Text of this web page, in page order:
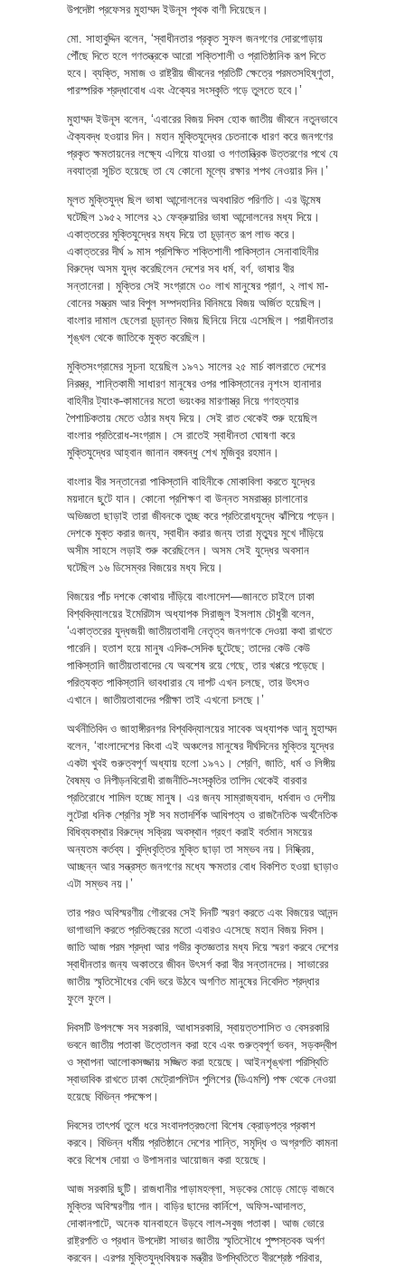
উপদেষ্টা প্রফেসর মুহাম্মদ ইউনূস পৃথক বাণী দিয়েছেন।
মো. সাহাবুদ্দিন বলেন, ‘স্বাধীনতার প্রকৃত সুফল জনগণের দোরগোড়ায়
পৌঁছে দিতে হলে গণতন্ত্রকে আরো শক্তিশালী ও প্রাতিষ্ঠানিক রূপ দিতে
হবে। ব্যক্তি, সমাজ ও রাষ্ট্রীয় জীবনের প্রতিটি ক্ষেত্রে পরমতসহিষ্ণুতা,
পারস্পরিক শ্রদ্ধাবোধ এবং ঐক্যের সংস্কৃতি গড়ে তুলতে হবে।’
মুহাম্মদ ইউনূস বলেন, ‘এবারের বিজয় দিবস হোক জাতীয় জীবনে নতুনভাবে
ঐক্যবদ্ধ হওয়ার দিন। মহান মুক্তিযুদ্ধের চেতনাকে ধারণ করে জনগণের
প্রকৃত ক্ষমতায়নের লক্ষ্যে এগিয়ে যাওয়া ও গণতান্ত্রিক উত্তরণের পথে যে
নবযাত্রা সূচিত হয়েছে তা যে কোনো মূল্যে রক্ষার শপথ নেওয়ার দিন।’
মূলত মুক্তিযুদ্ধ ছিল ভাষা আন্দোলনের অবধারিত পরিণতি। এর উন্মেষ
ঘটেছিল ১৯৫২ সালের ২১ ফেব্রুয়ারির ভাষা আন্দোলনের মধ্য দিয়ে।
একাত্তরের মুক্তিযুদ্ধের মধ্য দিয়ে তা চূড়ান্ত রূপ লাভ করে।
একাত্তরের দীর্ঘ ৯ মাস প্রশিক্ষিত শক্তিশালী পাকিস্তান সেনাবাহিনীর
বিরুদ্ধে অসম যুদ্ধ করেছিলেন দেশের সব ধর্ম, বর্ণ, ভাষার বীর
সন্তানেরা। মুক্তির সেই সংগ্রামে ৩০ লাখ মানুষের প্রাণ, ২ লাখ মা-
বোনের সম্ভ্রম আর বিপুল সম্পদহানির বিনিময়ে বিজয় অর্জিত হয়েছিল।
বাংলার দামাল ছেলেরা চূড়ান্ত বিজয় ছিনিয়ে নিয়ে এসেছিল। পরাধীনতার
শৃঙ্খল থেকে জাতিকে মুক্ত করেছিল।
মুক্তিসংগ্রামের সূচনা হয়েছিল ১৯৭১ সালের ২৫ মার্চ কালরাতে দেশের
নিরস্ত্র, শান্তিকামী সাধারণ মানুষের ওপর পাকিস্তানের নৃশংস হানাদার
বাহিনীর ট্যাংক-কামানের মতো ভয়ংকর মারণাস্ত্র নিয়ে গণহত্যার
পৈশাচিকতায় মেতে ওঠার মধ্য দিয়ে। সেই রাত থেকেই শুরু হয়েছিল
বাংলার প্রতিরোধ-সংগ্রাম। সে রাতেই স্বাধীনতা ঘোষণা করে
মুক্তিযুদ্ধের আহ্বান জানান বঙ্গবন্ধু শেখ মুজিবুর রহমান।
বাংলার বীর সন্তানেরা পাকিস্তানি বাহিনীকে মোকাবিলা করতে যুদ্ধের
ময়দানে ছুটে যান। কোনো প্রশিক্ষণ বা উন্নত সমরাস্ত্র চালানোর
অভিজ্ঞতা ছাড়াই তারা জীবনকে তুচ্ছ করে প্রতিরোধযুদ্ধে ঝাঁপিয়ে পড়েন।
দেশকে মুক্ত করার জন্য, স্বাধীন করার জন্য তারা মৃত্যুর মুখে দাঁড়িয়ে
অসীম সাহসে লড়াই শুরু করেছিলেন। অসম সেই যুদ্ধের অবসান
ঘটেছিল ১৬ ডিসেম্বর বিজয়ের মধ্য দিয়ে।
বিজয়ের পাঁচ দশকে কোথায় দাঁড়িয়ে বাংলাদেশ—জানতে চাইলে ঢাকা
বিশ্ববিদ্যালয়ের ইমেরিটাস অধ্যাপক সিরাজুল ইসলাম চৌধুরী বলেন,
‘একাত্তরের যুদ্ধজয়ী জাতীয়তাবাদী নেতৃত্ব জনগণকে দেওয়া কথা রাখতে
পারেনি। হতাশ হয়ে মানুষ এদিক-সেদিক ছুটেছে; তাদের কেউ কেউ
পাকিস্তানি জাতীয়তাবাদের যে অবশেষ রয়ে গেছে, তার খপ্পরে পড়েছে।
পরিত্যক্ত পাকিস্তানি ভাবধারার যে দাপট এখন চলছে, তার উৎসও
এখানে। জাতীয়তাবাদের পরীক্ষা তাই এখনো চলছে।’
অর্থনীতিবিদ ও জাহাঙ্গীরনগর বিশ্ববিদ্যালয়ের সাবেক অধ্যাপক আনু মুহাম্মদ
বলেন, ‘বাংলাদেশের কিংবা এই অঞ্চলের মানুষের দীর্ঘদিনের মুক্তির যুদ্ধের
একটা খুবই গুরুত্বপূর্ণ অধ্যায় হলো ১৯৭১। শ্রেণি, জাতি, ধর্ম ও লিঙ্গীয়
বৈষম্য ও নিপীড়নবিরোধী রাজনীতি-সংস্কৃতির তাগিদ থেকেই বারবার
প্রতিরোধে শামিল হচ্ছে মানুষ। এর জন্য সাম্রাজ্যবাদ, ধর্মবাদ ও দেশীয়
লুটেরা ধনিক শ্রেণির সৃষ্ট সব মতাদর্শিক আধিপত্য ও রাজনৈতিক অর্থনৈতিক
বিধিব্যবস্থার বিরুদ্ধে সক্রিয় অবস্থান গ্রহণ করাই বর্তমান সময়ের
অন্যতম কর্তব্য। বুদ্ধিবৃত্তির মুক্তি ছাড়া তা সম্ভব নয়। নিষ্ক্রিয়,
আচ্ছন্ন আর সন্ত্রস্ত জনগণের মধ্যে ক্ষমতার বোধ বিকশিত হওয়া ছাড়াও
এটা সম্ভব নয়।’
তার পরও অবিস্মরণীয় গৌরবের সেই দিনটি স্মরণ করতে এবং বিজয়ের আনন্দ
ভাগাভাগি করতে প্রতিবছরের মতো এবারও এসেছে মহান বিজয় দিবস।
জাতি আজ পরম শ্রদ্ধা আর গভীর কৃতজ্ঞতার মধ্য দিয়ে স্মরণ করবে দেশের
স্বাধীনতার জন্য অকাতরে জীবন উৎসর্গ করা বীর সন্তানদের। সাভারের
জাতীয় স্মৃতিসৌধের বেদি ভরে উঠবে অগণিত মানুষের নিবেদিত শ্রদ্ধার
ফুলে ফুলে।
দিবসটি উপলক্ষে সব সরকারি, আধাসরকারি, স্বায়ত্তশাসিত ও বেসরকারি
ভবনে জাতীয় পতাকা উত্তোলন করা হবে এবং গুরুত্বপূর্ণ ভবন, সড়কদ্বীপ
ও স্থাপনা আলোকসজ্জায় সজ্জিত করা হয়েছে। আইনশৃঙ্খলা পরিস্থিতি
স্বাভাবিক রাখতে ঢাকা মেট্রোপলিটন পুলিশের (ডিএমপি) পক্ষ থেকে নেওয়া
হয়েছে বিভিন্ন পদক্ষেপ।
দিবসের তাৎপর্য তুলে ধরে সংবাদপত্রগুলো বিশেষ ক্রোড়পত্র প্রকাশ
করবে। বিভিন্ন ধর্মীয় প্রতিষ্ঠানে দেশের শান্তি, সমৃদ্ধি ও অগ্রগতি কামনা
করে বিশেষ দোয়া ও উপাসনার আয়োজন করা হয়েছে।
আজ সরকারি ছুটি। রাজধানীর পাড়ামহল্লা, সড়কের মোড়ে মোড়ে বাজবে
মুক্তির অবিস্মরণীয় গান। বাড়ির ছাদের কার্নিশে, অফিস-আদালত,
দোকানপাটে, অনেক যানবাহনে উড়বে লাল-সবুজ পতাকা। আজ ভোরে
রাষ্ট্রপতি ও প্রধান উপদেষ্টা সাভার জাতীয় স্মৃতিসৌধে পুষ্পস্তবক অর্পণ
করবেন। এরপর মুক্তিযুদ্ধবিষয়ক মন্ত্রীর উপস্থিতিতে বীরশ্রেষ্ঠ পরিবার,